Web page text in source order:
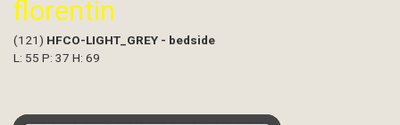
florentin
(121) HFCO-LIGHT_GREY - bedside
L: 55 P: 37 H: 69